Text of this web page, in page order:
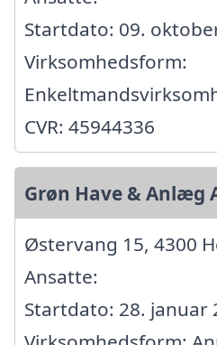
Startdato: 09.
Virksomhedsform:
CVR: 45944336
Grøn Have & Anlæg
Østervang 15, 4300
Ansatte:
Startdato: 28. januar